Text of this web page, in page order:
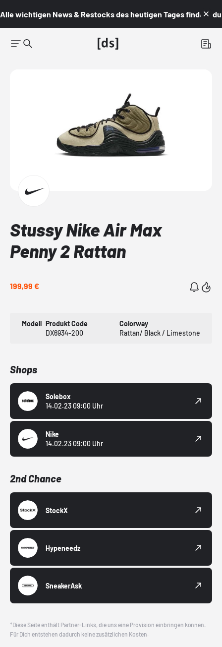
Alle wichtigen News & Restocks des heutigen Tages findest du
Stussy Nike Air Max
Penny 2 Rattan
199,99 €
Modell Produkt Code
DX6934-200
Colorway
Rattan/ Black / Limestone
Shops
Solebox
14.02.23 09:00 Uhr
Nike
14.02.23 09:00 Uhr
2nd Chance
StockX
Hypeneedz
SneakerAsk
*Diese Seite enthält Partner-Links, die uns eine Provision einbringen können.
Für Dich entstehen dadurch keine zusätzlichen Kosten.